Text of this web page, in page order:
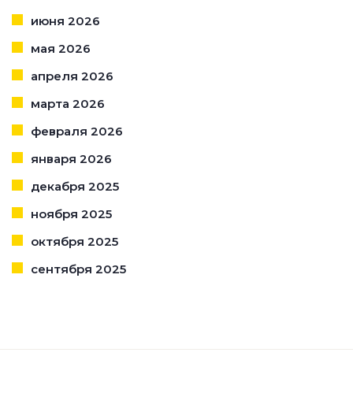
июня 2026
мая 2026
апреля 2026
марта 2026
февраля 2026
января 2026
декабря 2025
ноября 2025
октября 2025
сентября 2025